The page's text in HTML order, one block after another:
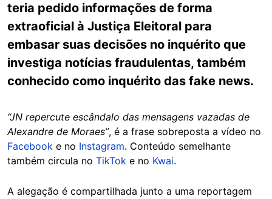
teria pedido informações de forma
extraoficial à Justiça Eleitoral para
embasar suas decisões no inquérito que
investiga notícias fraudulentas, também
conhecido como inquérito das fake news.
“JN repercute escândalo das mensagens vazadas de
Alexandre de Moraes”, é a frase sobreposta a vídeo no
Facebook e no Instagram. Conteúdo semelhante
também circula no TikTok e no Kwai.
A alegação é compartilhada junto a uma reportagem